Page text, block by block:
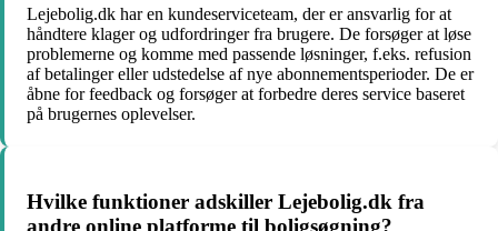
Lejebolig.dk har en kundeserviceteam, der er ansvarlig for at
håndtere klager og udfordringer fra brugere. De forsøger at løse
problemerne og komme med passende løsninger, f.eks. refusion
af betalinger eller udstedelse af nye abonnementsperioder. De er
åbne for feedback og forsøger at forbedre deres service baseret
på brugernes oplevelser.
Hvilke funktioner adskiller Lejebolig.dk fra
andre online platforme til boligsøgning?